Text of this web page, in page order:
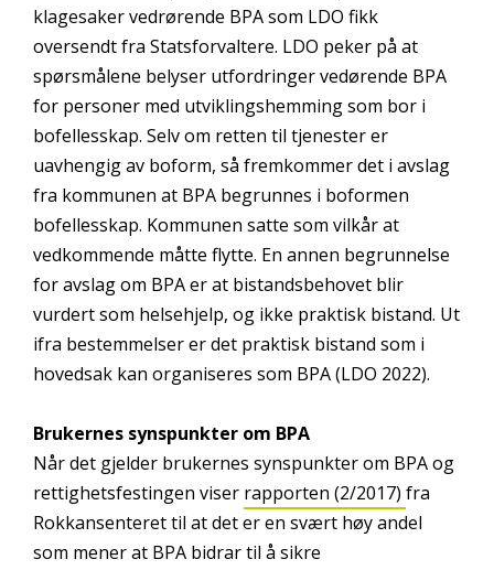
klagesaker vedrørende BPA som LDO fikk
oversendt fra Statsforvaltere. LDO peker på at
spørsmålene belyser utfordringer vedørende BPA
for personer med utviklingshemming som bor i
bofellesskap. Selv om retten til tjenester er
uavhengig av boform, så fremkommer det i avslag
fra kommunen at BPA begrunnes i boformen
bofellesskap. Kommunen satte som vilkår at
vedkommende måtte flytte. En annen begrunnelse
for avslag om BPA er at bistandsbehovet blir
vurdert som helsehjelp, og ikke praktisk bistand. Ut
ifra bestemmelser er det praktisk bistand som i
hovedsak kan organiseres som BPA (LDO 2022).
Brukernes synspunkter om BPA
Når det gjelder brukernes synspunkter om BPA og
rettighetsfestingen viser rapporten (2/2017) fra
Rokkansenteret til at det er en svært høy andel
som mener at BPA bidrar til å sikre